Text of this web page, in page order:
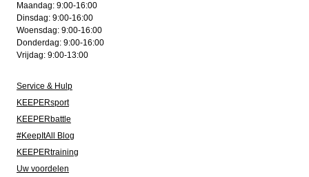
Maandag: 9:00-16:00
Dinsdag: 9:00-16:00
Woensdag: 9:00-16:00
Donderdag: 9:00-16:00
Vrijdag: 9:00-13:00
Service & Hulp
KEEPERsport
KEEPERbattle
#KeepItAll Blog
KEEPERtraining
Uw voordelen